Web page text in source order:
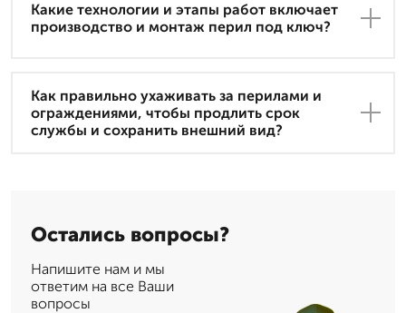
Какие технологии и этапы работ включает
производство и монтаж перил под ключ?
Как правильно ухаживать за перилами и
ограждениями, чтобы продлить срок
службы и сохранить внешний вид?
Остались вопросы?
Напишите нам и мы
ответим на все Ваши
вопросы